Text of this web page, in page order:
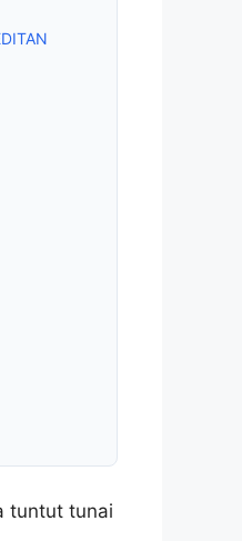
tuntut tunai